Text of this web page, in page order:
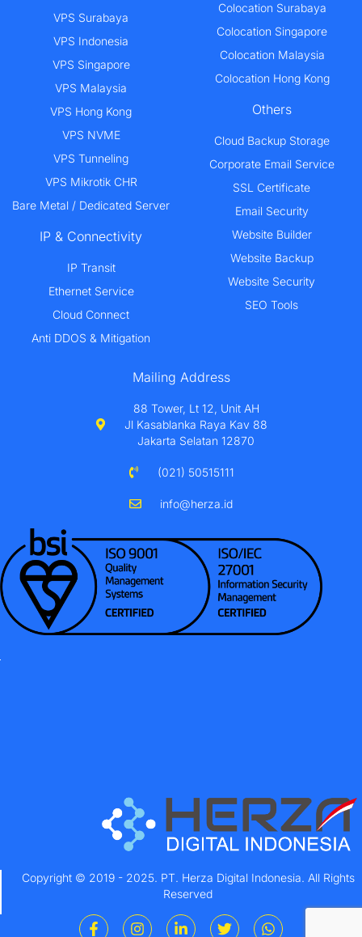
VPS Surabaya
VPS Indonesia
VPS Singapore
VPS Malaysia
VPS Hong Kong
VPS NVME
VPS Tunneling
VPS Mikrotik CHR
Bare Metal / Dedicated Server
IP & Connectivity
IP Transit
Ethernet Service
Cloud Connect
Anti DDOS & Mitigation
Colocation Surabaya
Colocation Singapore
Colocation Malaysia
Colocation Hong Kong
Others
Cloud Backup Storage
Corporate Email Service
SSL Certificate
Email Security
Website Builder
Website Backup
Website Security
SEO Tools
Mailing Address
88 Tower, Lt 12, Unit AH
Jl Kasablanka Raya Kav 88
Jakarta Selatan 12870
(021) 50515111
info@herza.id
Copyright © 2019 - 2025. PT. Herza Digital Indonesia. All Rights
Reserved